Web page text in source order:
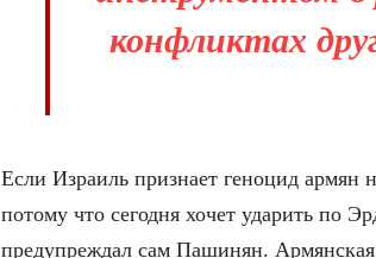
конфликтах
Если Израиль признает геноцид армян
потому что сегодня хочет ударить по
предупреждал сам Пашинян.